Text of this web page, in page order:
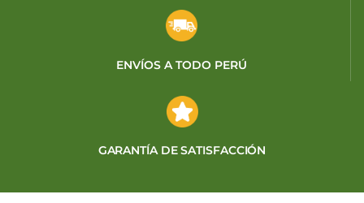
ENVÍOS A TODO PERÚ
GARANTÍA DE SATISFACCIÓN